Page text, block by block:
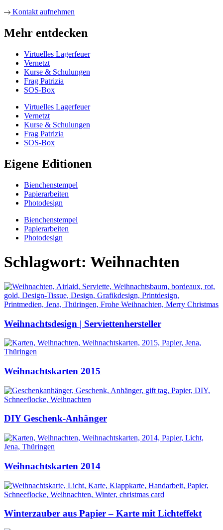
Kontakt aufnehmen
Mehr entdecken
Virtuelles Lagerfeuer
Vernetzt
Kurse & Schulungen
Frag Patrizia
SOS-Box
Virtuelles Lagerfeuer
Vernetzt
Kurse & Schulungen
Frag Patrizia
SOS-Box
Eigene Editionen
Bienchenstempel
Papierarbeiten
Photodesign
Bienchenstempel
Papierarbeiten
Photodesign
Schlagwort: Weihnachten
Weihnachtsdesign | Serviettenhersteller
Weihnachtskarten 2015
DIY Geschenk-Anhänger
Weihnachtskarten 2014
Winterzauber aus Papier – Karte mit Lichteffekt